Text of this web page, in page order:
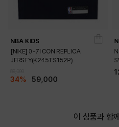
NBA KIDS
[NIKE] 0-7 ICON REPLICA
JERSEY(K245TS152P)
34% 59,000
이 상품과 함